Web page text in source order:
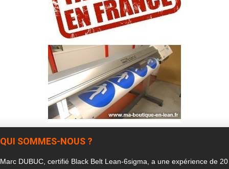
QUI SOMMES-NOUS ?
Marc DUBUC, certifié Black Belt Lean-6sigma, a une expérience de 20